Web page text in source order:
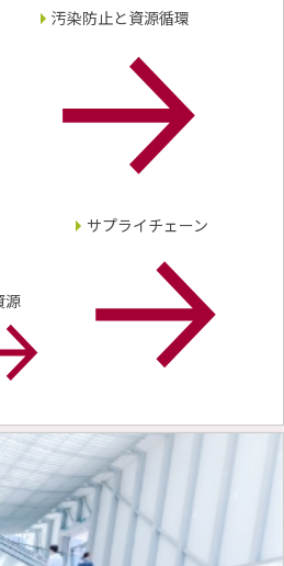
汚染防止と資源循環
源
サプライチェーン